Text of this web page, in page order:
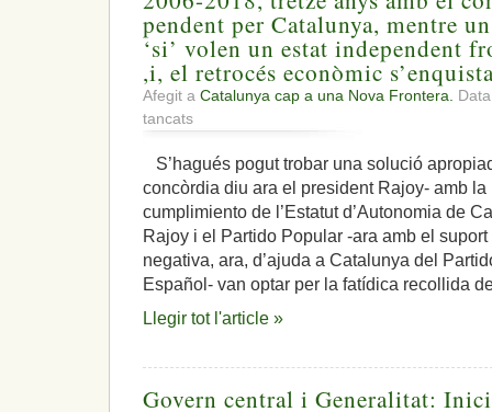
pendent per Catalunya, mentre
‘si’ volen un estat independent
,i, el retrocés econòmic
Afegit a Catalunya cap a una Nova Frontera.
tancats
2006-
tretze
anys
amb
el
conflicte
i
solució
per
48%
S’hagués pogut trobar una solució
concòrdia diu ara el president Rajoy- amb
cumplimiento de l’Estatut d’Autonomia de
Rajoy i el Partido Popular -ara amb el
negativa, ara, d’ajuda a Catalunya del
Español- van optar per la fatídica recollida
Llegir tot l'article »
Govern central i Generalitat: